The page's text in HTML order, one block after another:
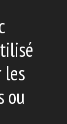
ou